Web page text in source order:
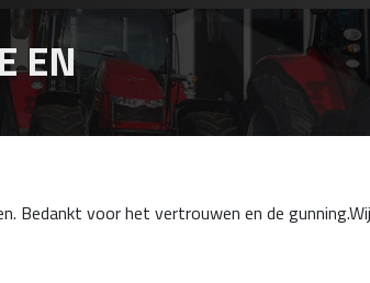
EN
Bedankt voor het vertrouwen en de